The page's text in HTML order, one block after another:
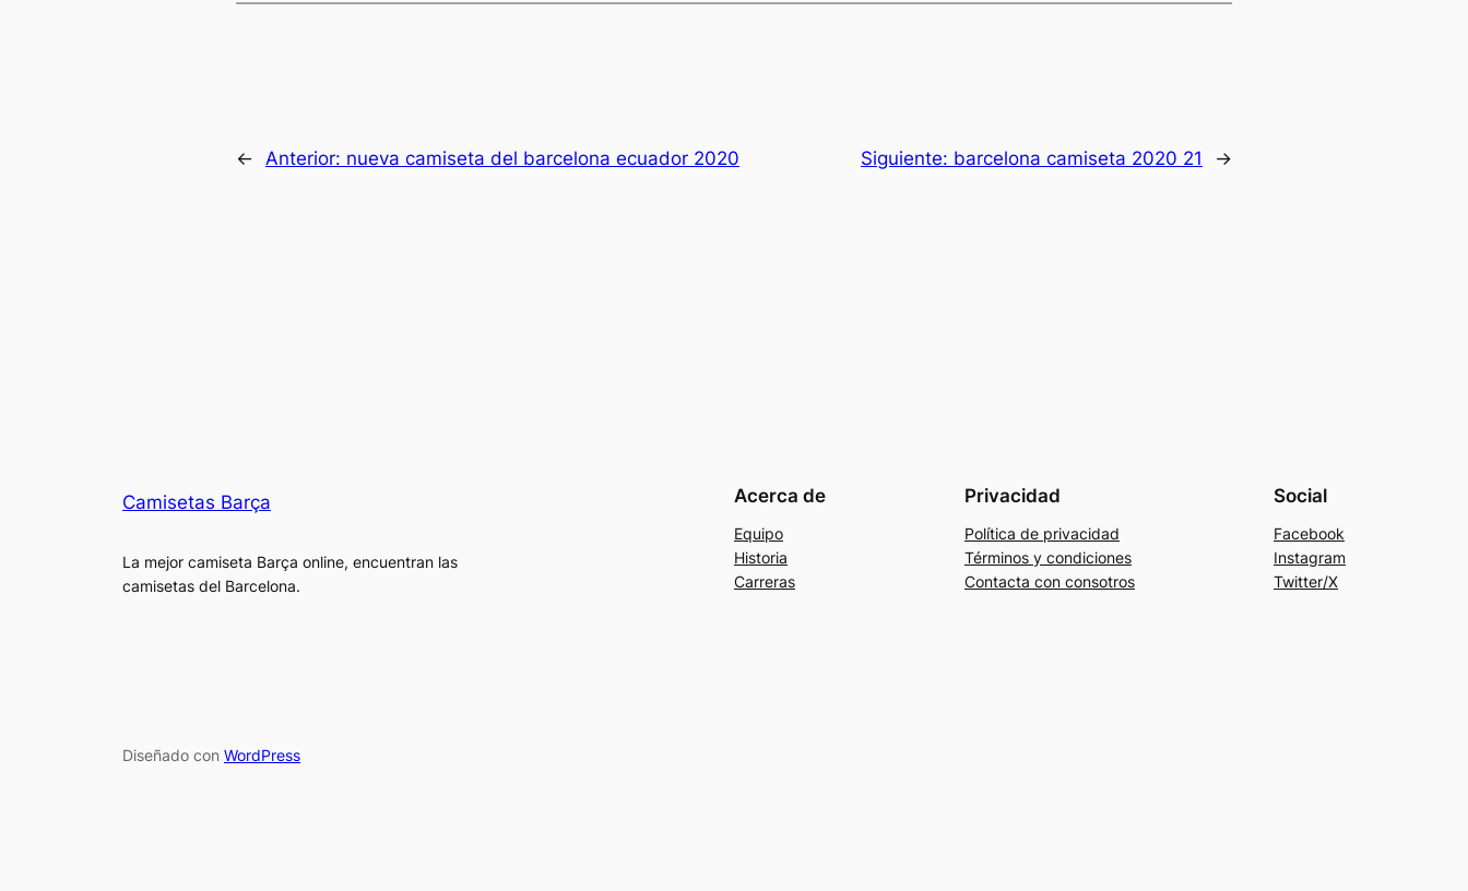
← Anterior: nueva camiseta del barcelona ecuador 2020 Siguiente: barcelona camiseta 2020 21 →
Camisetas Barça
La mejor camiseta Barça online, encuentran las
camisetas del Barcelona.
Acerca de
Equipo
Historia
Carreras
Privacidad
Política de privacidad
Términos y condiciones
Contacta con consotros
Social
Facebook
Instagram
Twitter/X
Diseñado con WordPress